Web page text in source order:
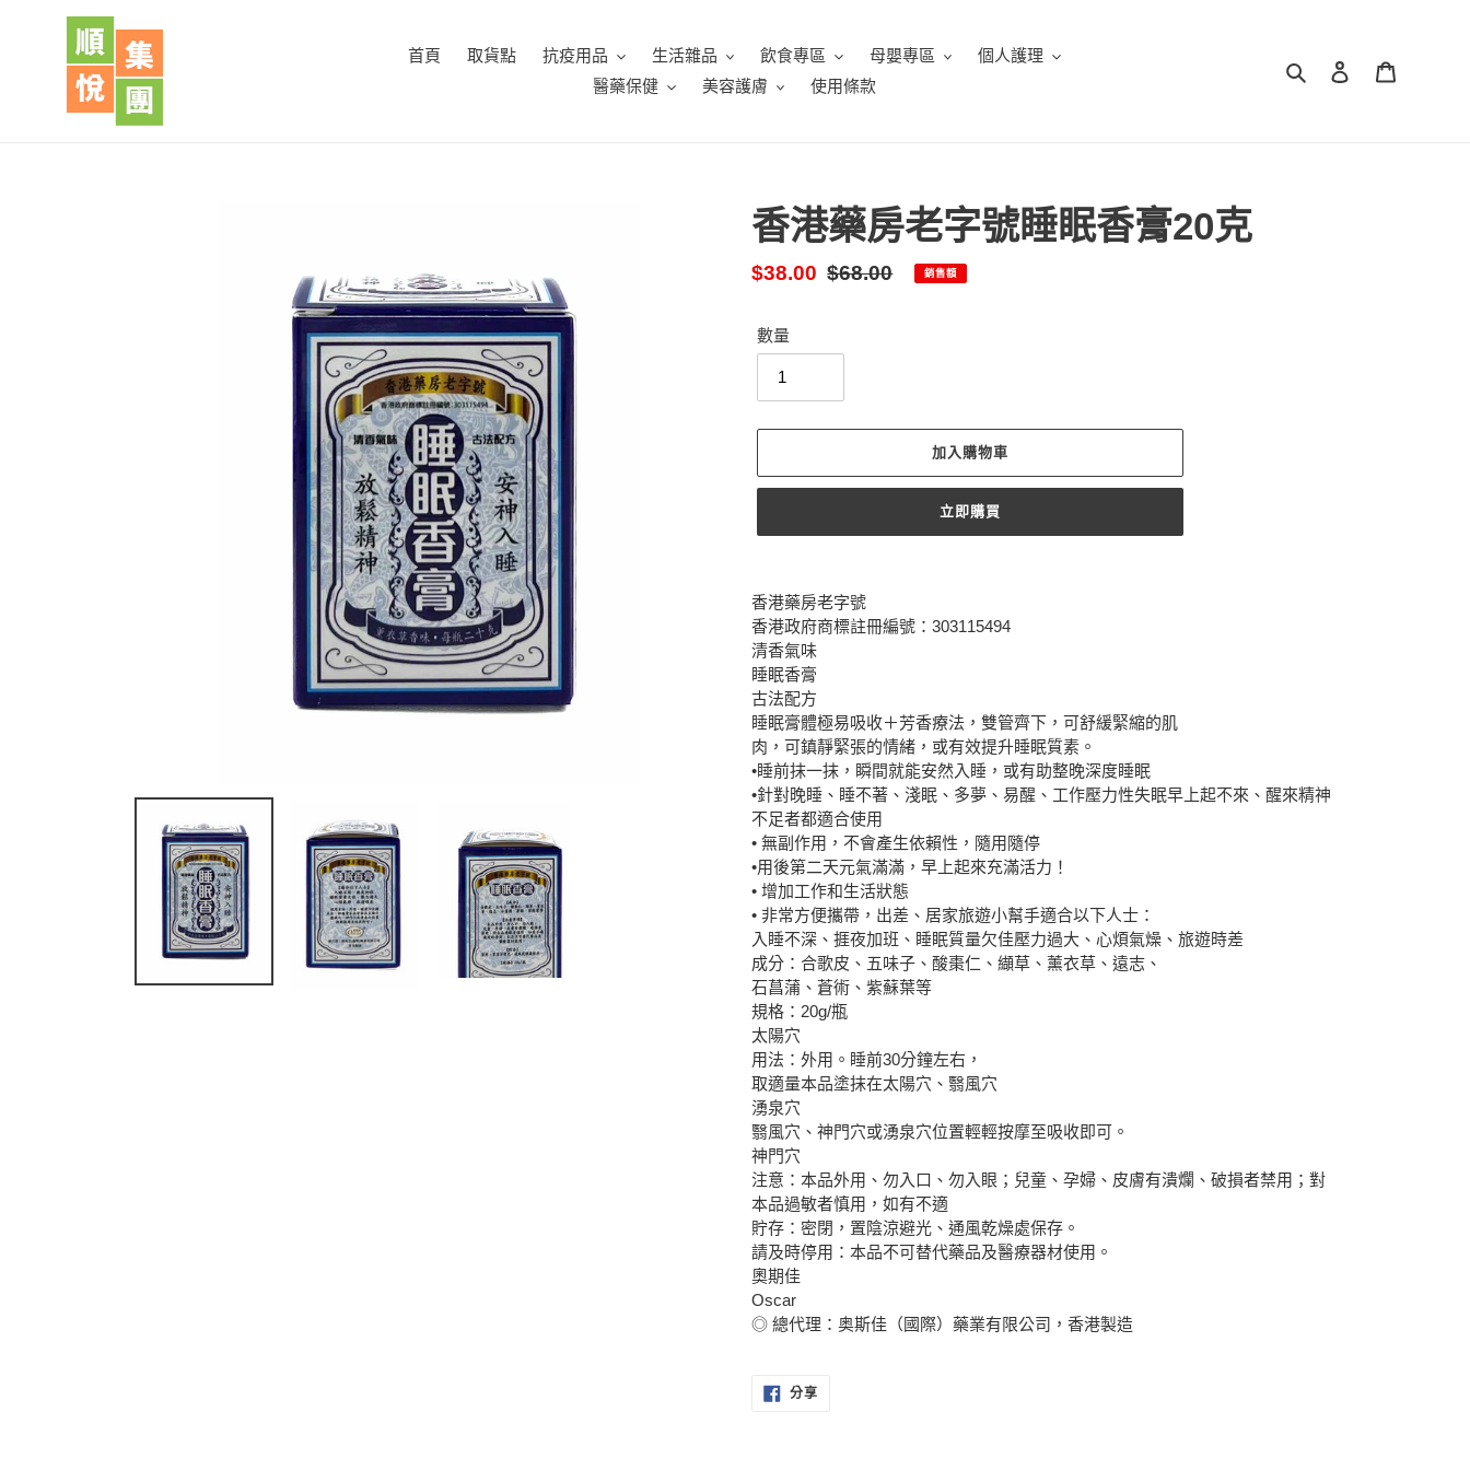
首頁 取貨點 抗疫用品 生活雜品 飲食專區 母嬰專區
個人護理
醫藥保健
美容護膚 使用條款
搜尋 登入
香港藥房老字號睡眠香膏20克
售
$38.00 定
$68.00 銷售額
數量
加入購物車
立即購買
在
將
產
品
加
入
您
的
購
物
車
香港藥房老字號
香港政府商標註冊編號：303115494
清香氣味
睡眠香膏
古法配方
睡眠膏體極易吸收＋芳香療法，雙管齊下，可舒緩緊縮的肌
肉，可鎮靜緊張的情緒，或有效提升睡眠質素。
•睡前抹一抹，瞬間就能安然入睡，或有助整晚深度睡眠
•針對晚睡、睡不著、淺眠、多夢、易醒、工作壓力性失眠早上起不來、醒來精神
不足者都適合使用
• 無副作用，不會產生依賴性，隨用隨停
•用後第二天元氣滿滿，早上起來充滿活力！
• 增加工作和生活狀態
• 非常方便攜帶，出差、居家旅遊小幫手適合以下人士：
入睡不深、捱夜加班、睡眠質量欠佳壓力過大、心煩氣燥、旅遊時差
成分：合歌皮、五味子、酸棗仁、纈草、薰衣草、遠志、
石菖蒲、蒼術、紫蘇葉等
規格：20g/瓶
太陽穴
用法：外用。睡前30分鐘左右，
取適量本品塗抹在太陽穴、翳風穴
湧泉穴
翳風穴、神門穴或湧泉穴位置輕輕按摩至吸收即可。
神門穴
注意：本品外用、勿入口、勿入眼；兒童、孕婦、皮膚有潰爛、破損者禁用；對
本品過敏者慎用，如有不適
貯存：密閉，置陰涼避光、通風乾燥處保存。
請及時停用：本品不可替代藥品及醫療器材使用。
奧期佳
Oscar
◎ 總代理：奥斯佳（國際）藥業有限公司，香港製造
分享分